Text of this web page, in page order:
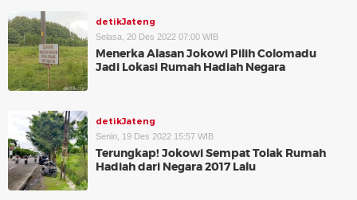
detikJateng
Selasa, 20 Des 2022 07:00 WIB
Menerka Alasan Jokowi Pilih Colomadu
Jadi Lokasi Rumah Hadiah Negara
detikJateng
Senin, 19 Des 2022 15:57 WIB
Terungkap! Jokowi Sempat Tolak Rumah
Hadiah dari Negara 2017 Lalu